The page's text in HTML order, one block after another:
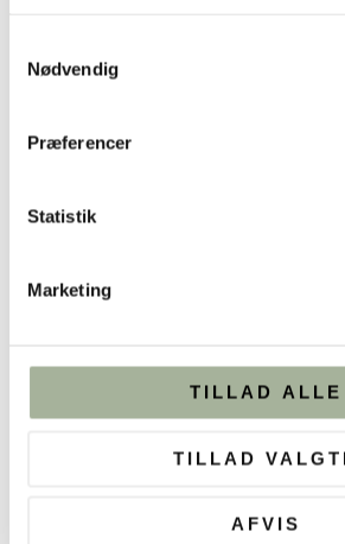
Nødvendig
Præferencer
Statistik
Marketing
TILLAD ALLE
TILLAD
AFVIS
Rio De Janeiro – Lime